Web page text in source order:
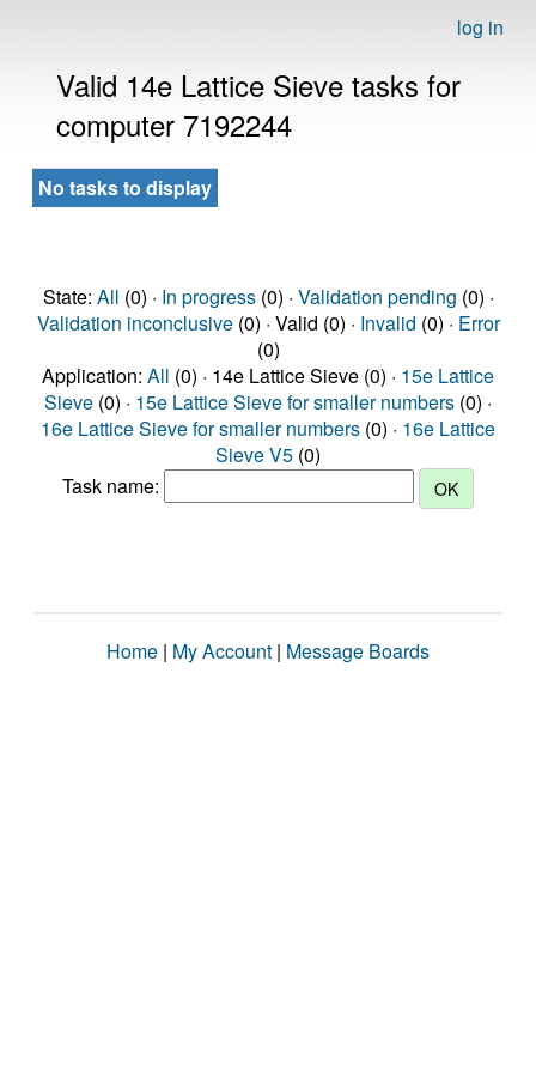
log in
Valid 14e Lattice Sieve tasks for
computer 7192244
No tasks to display
State: All (0) · In progress(0) · Validation pending (0) ·
Validation inconclusive(0) · Valid (0) · Invalid (0) · Error
(0)
Application: All (0) · 14e Lattice Sieve (0) · 15e Lattice
Sieve (0) · 15e Lattice Sieve for smaller numbers (0) ·
16e Lattice Sieve for smaller numbers (0) · 16e Lattice
Sieve V5 (0)
Task name:
Home | My Account | Message Boards